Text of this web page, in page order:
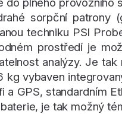
plného
sorpční
techniku PSI
prostředí je
analýzy. Je
kg vybaven
GPS, standardním
je tak možný